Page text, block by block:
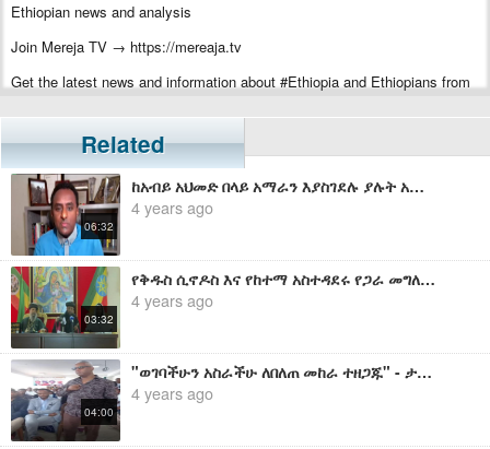
Ethiopian news and analysis
Join Mereja TV → https://mereaja.tv
Get the latest news and information about #Ethiopia and Ethiopians from
For inquiry or additional information, visit Mereja.com
Mereja presents Ethiopian news, Ethiopian music, sports, arts, and
entertainment
Related
06:32
ከአብይ አህመድ በላይ አማራን እያስገደሉ ያሉት አማራን እንወክላለን ብለው የተቀመጡት ማፈሪያዎች ናቸው - ሀብታሙ አያሌው
4 years ago
03:32
የቅዱስ ሲኖዶስ እና የከተማ አስተዳደሩ የጋራ መግለጫ
4 years ago
04:00
"ወገባችሁን አስራችሁ ለበለጠ መከራ ተዘጋጁ" - ታማኝ በየነ ለእነ እስክንድር ነጋ ያስተላለፈው መልዕክት
4 years ago